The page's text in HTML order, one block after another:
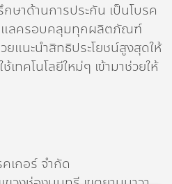
ษาด้านการประกัน เป็นโบรค
แลครอบคลุมทุกผลิตภัณฑ์
แนะนำสิทธิประโยชน์สูงสุดให้
ทคโนโลยีใหม่ๆ เข้ามาช่วยให้
เกอร์ จำกัด